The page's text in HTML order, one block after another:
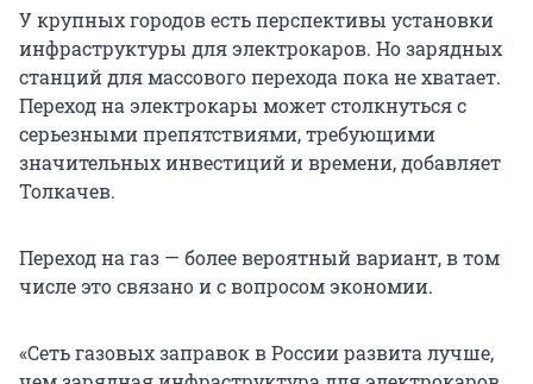
У крупных городов есть перспективы установки
инфраструктуры для электрокаров. Но зарядных
станций для массового перехода пока не хватает.
Переход на электрокары может столкнуться с
серьезными препятствиями, требующими
значительных инвестиций и времени, добавляет
Толкачев.
Переход на газ — более вероятный вариант, в том
числе это связано и с вопросом экономии.
«Сеть газовых заправок в России развита лучше,